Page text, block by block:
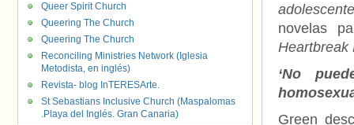
novelas
Heartbreak
‘No
Green
Queer Spirit Church
Queering The Church
Queering The Church
Reconciling Ministries Network (Iglesia
Metodista, en inglés)
Revista- blog InTERESArte.
St Sebastians Inclusive Church (Maspalomas
.Playa del Inglés. Gran Canaria)